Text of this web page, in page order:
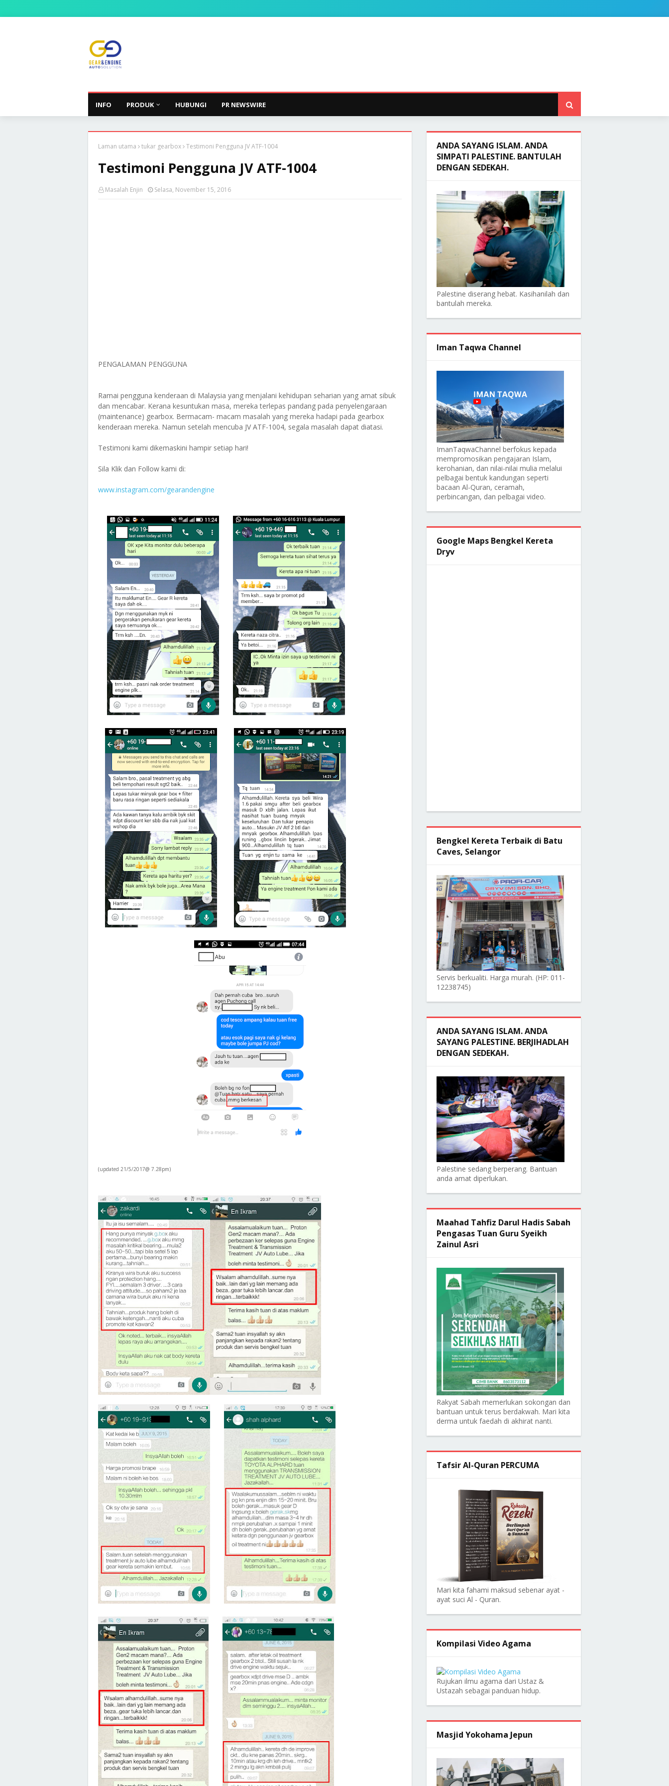
INFO PRODUK HUBUNGI PR NEWSWIRE
Laman utama tukar gearbox Testimoni Pengguna JV ATF-1004
Testimoni Pengguna JV ATF-1004
Masalah Enjin Selasa, November 15, 2016
PENGALAMAN PENGGUNA
Ramai pengguna kenderaan di Malaysia yang menjalani kehidupan seharian yang amat sibuk
dan mencabar. Kerana kesuntukan masa, mereka terlepas pandang pada penyelengaraan
(maintenance) gearbox. Bermacam- macam masalah yang mereka hadapi pada gearbox
kenderaan mereka. Namun setelah mencuba JV ATF-1004, segala masalah dapat diatasi.
Testimoni kami dikemaskini hampir setiap hari!
Sila Klik dan Follow kami di:
www.instagram.com/gearandengine
(updated 21/5/2017@ 7.28pm)
ANDA SAYANG ISLAM. ANDA
SIMPATI PALESTINE. BANTULAH
DENGAN SEDEKAH.
Palestine diserang hebat. Kasihanilah dan
bantulah mereka.
Iman Taqwa Channel
ImanTaqwaChannel berfokus kepada
mempromosikan pengajaran Islam,
kerohanian, dan nilai-nilai mulia melalui
pelbagai bentuk kandungan seperti
bacaan Al-Quran, ceramah,
perbincangan, dan pelbagai video.
Google Maps Bengkel Kereta
Dryv
Bengkel Kereta Terbaik di Batu
Caves, Selangor
Servis berkualiti. Harga murah. (HP: 011-
12238745)
ANDA SAYANG ISLAM. ANDA
SAYANG PALESTINE. BERJIHADLAH
DENGAN SEDEKAH.
Palestine sedang berperang. Bantuan
anda amat diperlukan.
Maahad Tahfiz Darul Hadis Sabah
Pengasas Tuan Guru Syeikh
Zainul Asri
Rakyat Sabah memerlukan sokongan dan
bantuan untuk terus berdakwah. Mari kita
derma untuk faedah di akhirat nanti.
Tafsir Al-Quran PERCUMA
Mari kita fahami maksud sebenar ayat -
ayat suci Al - Quran.
Kompilasi Video Agama
Rujukan ilmu agama dari Ustaz &
Ustazah sebagai panduan hidup.
Masjid Yokohama Jepun